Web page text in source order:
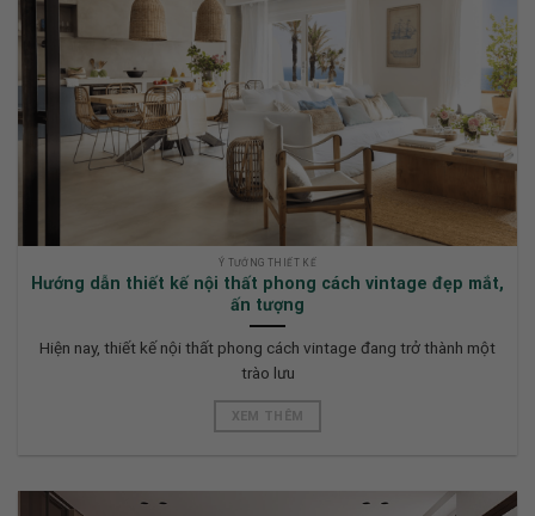
Ý TƯỞNG THIẾT KẾ
Hướng dẫn thiết kế nội thất phong cách vintage đẹp mắt,
ấn tượng
Hiện nay, thiết kế nội thất phong cách vintage đang trở thành một
trào lưu
XEM THÊM